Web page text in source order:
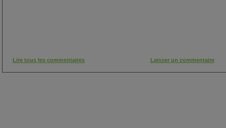
Lire tous les commentaires Laisser un commentaire